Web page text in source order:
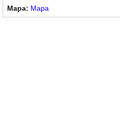
Mapa